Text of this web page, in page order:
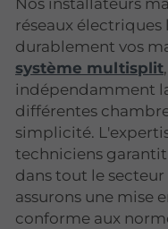
réseaux
durablement vos
système multisplit
indépendamment
différentes
simplicité.
techniciens
dans tout le
assurons une mise
conforme aux